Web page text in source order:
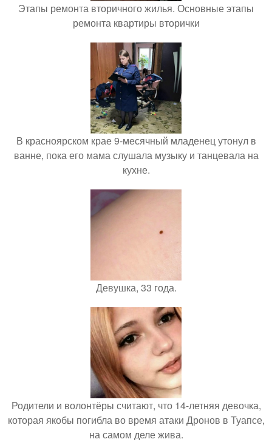
Этапы ремонта вторичного жилья. Основные этапы
ремонта квартиры вторички
В красноярском крае 9-месячный младенец утонул в
ванне, пока его мама слушала музыку и танцевала на
кухне.
Девушка, 33 года.
Родители и волонтёры считают, что 14-летняя девочка,
которая якобы погибла во время атаки Дронов в Туапсе,
на самом деле жива.